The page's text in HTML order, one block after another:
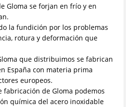
Gloma se forjan en frío y en
la fundición por los problemas
rotura y deformación que
que distribuimos se fabrican
España con materia prima
europeos.
fabricación de Gloma podemos
química del acero inoxidable